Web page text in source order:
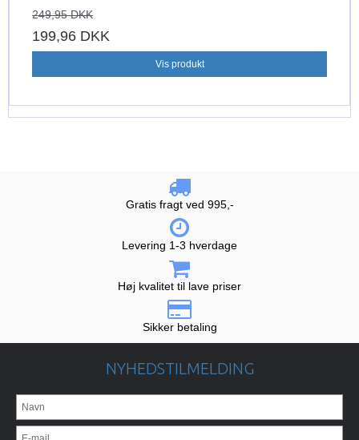
249,95 DKK
199,96 DKK
Vis produkt
Gratis fragt ved 995,-
Levering 1-3 hverdage
Høj kvalitet til lave priser
Sikker betaling
NYHEDSTILMELDING